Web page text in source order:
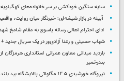
سایه سنگین خودکشی بر سر خانواده‌های کهگیلویه
آیینه در بازار شیشه‌ای؛ خبرنگار میان روایت،
ادای احترام اهالی رسانه یاسوج به مقام شامخ
شهاب حسینی و رعنا آزادی‌ور در یک سریال
بازدید میدانی معاون عمرانی استانداری هرمزگان
بندرخمیر
نیروگاه خورشیدی ۱۲.۵ مگاواتی پالایشگاه بید بلند بهبهان وارد مدار تولید شد